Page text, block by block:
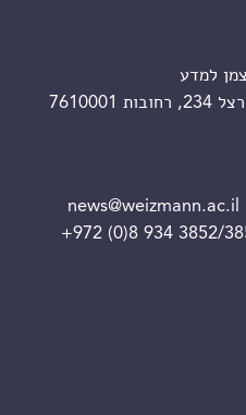
למדע
7610001
news@weizmann.ac.il
+972 (0)8 934 3852/